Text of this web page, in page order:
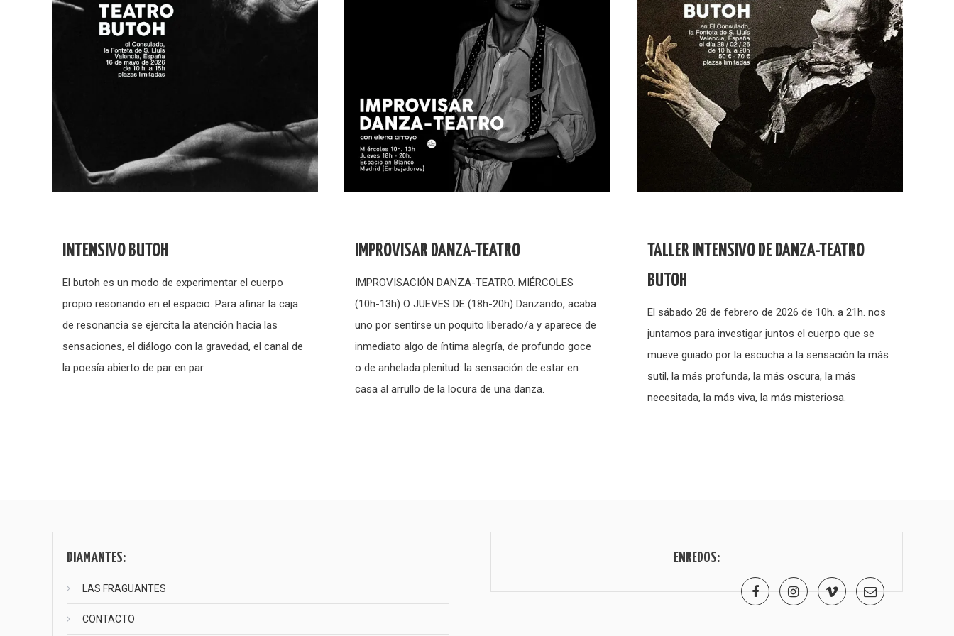
INTENSIVO BUTOH
El butoh es un modo de experimentar el cuerpo
propio resonando en el espacio. Para afinar la caja
de resonancia se ejercita la atención hacia las
sensaciones, el diálogo con la gravedad, el canal de
la poesía abierto de par en par.
IMPROVISAR DANZA-TEATRO
IMPROVISACIÓN DANZA-TEATRO. MIÉRCOLES
(10h-13h) O JUEVES DE (18h-20h) Danzando, acaba
uno por sentirse un poquito liberado/a y aparece de
inmediato algo de íntima alegría, de profundo goce
o de anhelada plenitud: la sensación de estar en
casa al arrullo de la locura de una danza.
TALLER INTENSIVO DE DANZA-TEATRO
BUTOH
El sábado 28 de febrero de 2026 de 10h. a 21h. nos
juntamos para investigar juntos el cuerpo que se
mueve guiado por la escucha a la sensación la más
sutil, la más profunda, la más oscura, la más
necesitada, la más viva, la más misteriosa.
entradas
DIAMANTES:
LAS FRAGUANTES
CONTACTO
ENREDOS: